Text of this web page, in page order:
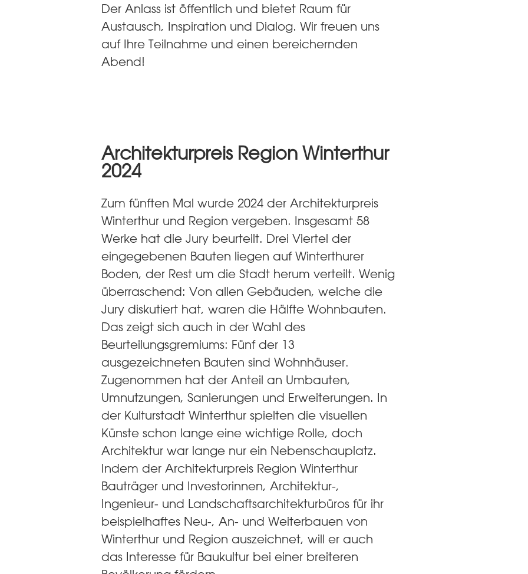
Der Anlass ist öffentlich und bietet Raum für
Austausch, Inspiration und Dialog. Wir freuen uns
auf Ihre Teilnahme und einen bereichernden
Abend!
Architekturpreis Region Winterthur
2024
Zum fünften Mal wurde 2024 der Architekturpreis
Winterthur und Region vergeben. Insgesamt 58
Werke hat die Jury beurteilt. Drei Viertel der
eingegebenen Bauten liegen auf Winterthurer
Boden, der Rest um die Stadt herum verteilt. Wenig
überraschend: Von allen Gebäuden, welche die
Jury diskutiert hat, waren die Hälfte Wohnbauten.
Das zeigt sich auch in der Wahl des
Beurteilungsgremiums: Fünf der 13
ausgezeichneten Bauten sind Wohnhäuser.
Zugenommen hat der Anteil an Umbauten,
Umnutzungen, Sanierungen und Erweiterungen. In
der Kulturstadt Winterthur spielten die visuellen
Künste schon lange eine wichtige Rolle, doch
Architektur war lange nur ein Nebenschauplatz.
Indem der Architekturpreis Region Winterthur
Bauträger und Investorinnen, Architektur-,
Ingenieur- und Landschaftsarchitekturbüros für ihr
beispielhaftes Neu-, An- und Weiterbauen von
Winterthur und Region auszeichnet, will er auch
das Interesse für Baukultur bei einer breiteren